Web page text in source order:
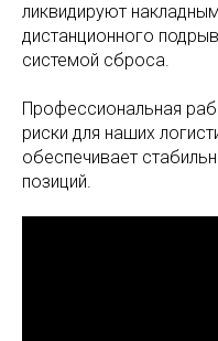
ликвидируют
дистанционного
системой сброса.
Профессиональная
риски для наших
обеспечивает
позиций.